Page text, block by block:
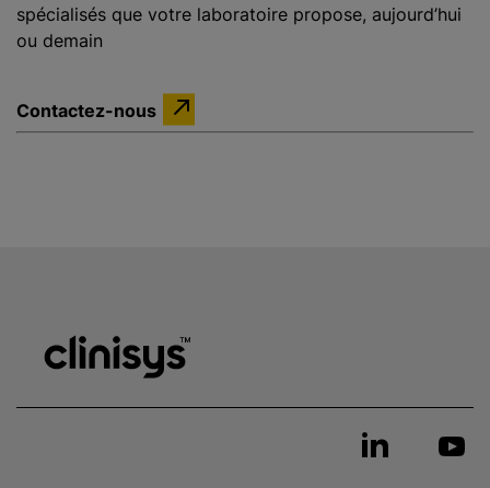
spécialisés que votre laboratoire propose, aujourd’hui
ou demain
Contactez-nous